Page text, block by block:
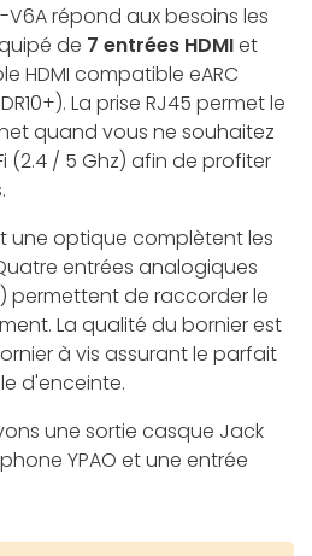
répond aux besoins les
de 7 entrées HDMIet
HDMI compatible eARC
La prise RJ45 permet le
quand vous ne souhaitez
(2.4 / 5 Ghz) afin de profiter
une optique complètent les
entrées analogiques
permettent de raccorder le
La qualité du bornier est
à vis assurant le parfait
d'enceinte.
une sortie casque Jack
YPAO et une entrée